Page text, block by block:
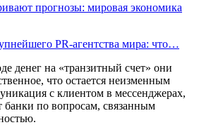
прогнозы: мировая экономика
PR-агентства мира: что…
денег на «транзитный счет» они
что остается неизменным
с клиентом в мессенджерах,
банки по вопросам, связанным